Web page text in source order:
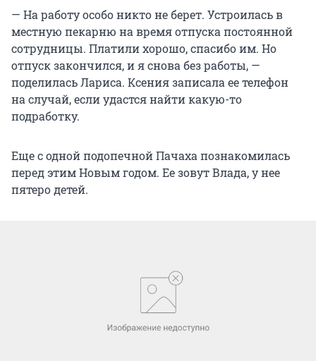
— На работу особо никто не берет. Устроилась в
местную пекарню на время отпуска постоянной
сотрудницы. Платили хорошо, спасибо им. Но
отпуск закончился, и я снова без работы, —
поделилась Лариса. Ксения записала ее телефон
на случай, если удастся найти какую-то
подработку.
Еще с одной подопечной Пачаха познакомилась
перед этим Новым годом. Ее зовут Влада, у нее
пятеро детей.